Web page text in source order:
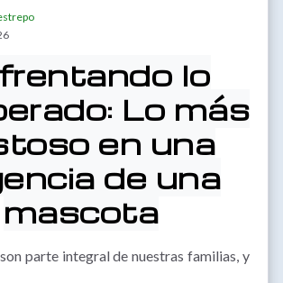
lo
Lo más
en una
de una
mascota
parte integral de nuestras familias, y